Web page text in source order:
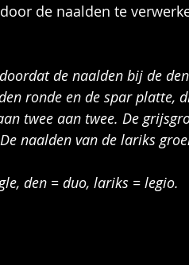
de naalden te
de naalden bij de
ronde en de spar platte,
twee aan twee. De
naalden van de lariks
den = duo, lariks = legio.